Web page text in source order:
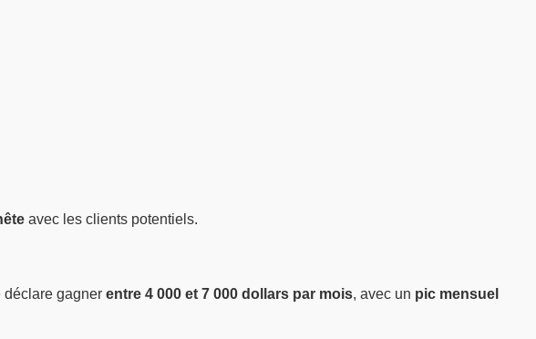
avec les clients potentiels.
déclare gagner entre 4 000 et 7 000 dollars par mois, avec un pic mensuel